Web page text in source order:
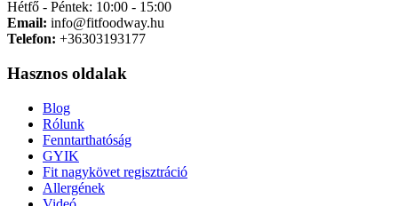
Hétfő - Péntek: 10:00 - 15:00
Email: info@fitfoodway.hu
Telefon: +36303193177
Hasznos oldalak
Blog
Rólunk
Fenntarthatóság
GYIK
Fit nagykövet regisztráció
Allergének